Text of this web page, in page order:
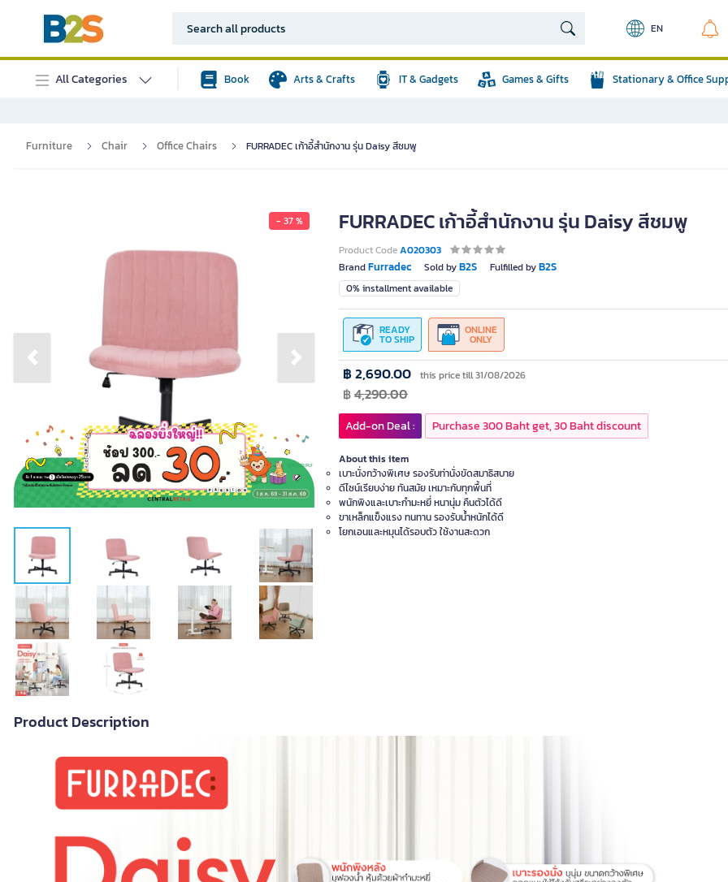
EN
All Categories Book Arts & Crafts IT & Gadgets Games & Gifts Stationary & Office
Furniture Chair Office Chairs FURRADEC เก้าอี้สำนักงาน รุ่น Daisy สีชมพู
- 37 %
Previous slide Next slide
FURRADEC เก้าอี้สำนักงาน รุ่น Daisy สีชมพู
Product CodeA020303
BrandFurradec Sold byB2S Fulfilled byB2S
0% installment available
READY
TO SHIP
ONLINE
ONLY
฿ 2,690.00 this price till 31/08/2026
฿4,290.00
Add-on Deal : Purchase 300 Baht get, 30 Baht discount
About this item
เบาะนั่งกว้างพิเศษ รองรับท่านั่งขัดสมาธิสบาย
ดีไซน์เรียบง่าย ทันสมัย เหมาะกับทุกพื้นที่
พนักพิงและเบาะกำมะหยี่ หนานุ่ม คืนตัวได้ดี
ขาเหล็กแข็งแรง ทนทาน รองรับน้ำหนักได้ดี
โยกเอนและหมุนได้รอบตัว ใช้งานสะดวก
Product Description